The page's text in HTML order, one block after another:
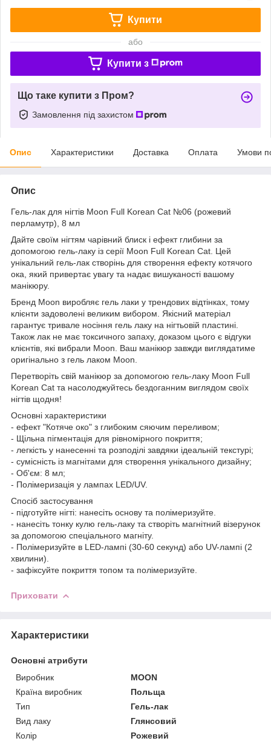
Купити
або
Купити з
Що таке купити з Пром?
Замовлення під захистом
Опис Характеристики Доставка Оплата Умови
Опис
Гель-лак для нігтів Moon Full Korean Cat №06 (рожевий
перламутр), 8 мл
Дайте своїм нігтям чарівний блиск і ефект глибини за
допомогою гель-лаку із серії Moon Full Korean Cat. Цей
унікальний гель-лак створінь для створення ефекту котячого
ока, який привертає увагу та надає вишуканості вашому
манікюру.
Бренд Moon виробляє гель лаки у трендових відтінках, тому
клієнти задоволені великим вибором. Якісний матеріал
гарантує тривале носіння гель лаку на нігтьовій пластині.
Також лак не має токсичного запаху, доказом цього є відгуки
клієнтів, які вибрали Moon. Ваш манікюр завжди виглядатиме
оригінально з гель лаком Moon.
Перетворіть свій манікюр за допомогою гель-лаку Moon Full
Korean Cat та насолоджуйтесь бездоганним виглядом своїх
нігтів щодня!
Основні характеристики
- ефект "Котяче око" з глибоким сяючим переливом;
- Щільна пігментація для рівномірного покриття;
- легкість у нанесенні та розподілі завдяки ідеальній текстурі;
- сумісність із магнітами для створення унікального дизайну;
- Об'єм: 8 мл;
- Полімеризація у лампах LED/UV.
Спосіб застосування
- підготуйте нігті: нанесіть основу та полімеризуйте.
- нанесіть тонку кулю гель-лаку та створіть магнітний візерунок
за допомогою спеціального магніту.
- Полімеризуйте в LED-лампі (30-60 секунд) або UV-лампі (2
хвилини).
- зафіксуйте покриття топом та полімеризуйте.
Приховати
Характеристики
Основні атрибути
Виробник
MOON
Країна виробник
Польща
Тип
Гель-лак
Вид лаку
Глянсовий
Колір
Рожевий